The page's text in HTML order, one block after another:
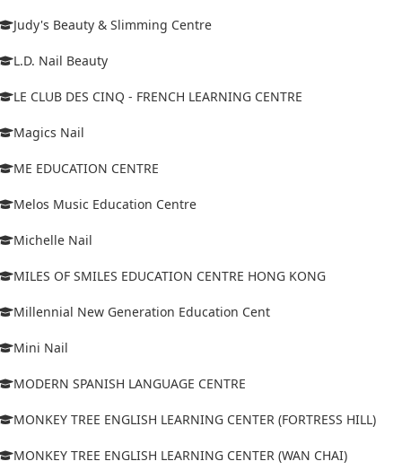
Judy's Beauty & Slimming Centre
L.D. Nail Beauty
LE CLUB DES CINQ - FRENCH LEARNING CENTRE
Magics Nail
ME EDUCATION CENTRE
Melos Music Education Centre
Michelle Nail
MILES OF SMILES EDUCATION CENTRE HONG KONG
Millennial New Generation Education Cent
Mini Nail
MODERN SPANISH LANGUAGE CENTRE
MONKEY TREE ENGLISH LEARNING CENTER (FORTRESS HILL)
MONKEY TREE ENGLISH LEARNING CENTER (WAN CHAI)